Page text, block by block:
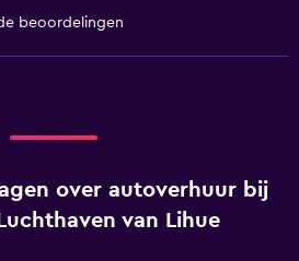
beoordelingen
over autoverhuur bij
van Lihue